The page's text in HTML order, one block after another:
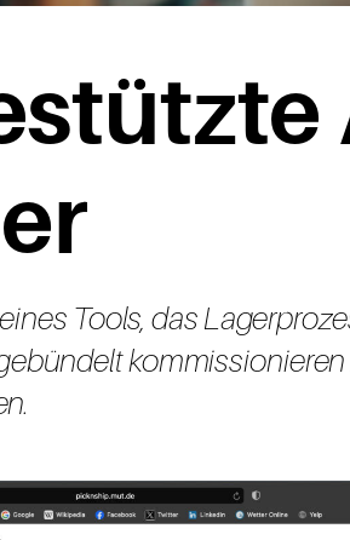
Tools, das